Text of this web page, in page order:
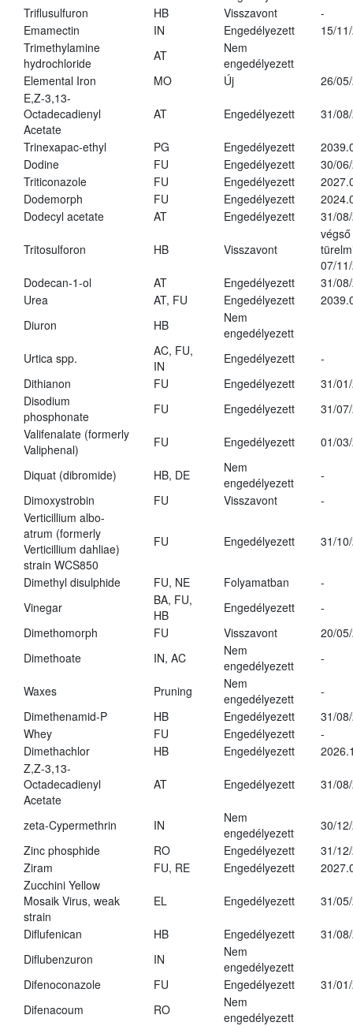
Triflusulfuron
HB Visszavont
-
Emamectin
IN Engedélyezett
15/
Trimethylamine
hydrochloride
AT
Nem
engedélyezett
Elemental Iron
MO Új
26/
E,Z-3,13-
Octadecadienyl
Acetate
AT Engedélyezett 31/
Trinexapac-ethyl PG Engedélyezett
Dodine
FU Engedélyezett
30/
Triticonazole
FU Engedélyezett
Dodemorph
FU Engedélyezett
Dodecyl acetate
AT Engedélyezett 31/
Tritosulforon HB Visszavont
végső
07/
Dodecan-1-ol
AT Engedélyezett
31/
Urea
AT, FU Engedélyezett
Diuron
HB
Nem
engedélyezett
Urtica spp.
AC, FU,
IN
Engedélyezett
-
Dithianon
FU Engedélyezett
31/
Disodium
phosphonate
FU Engedélyezett
31/
Valifenalate (formerly
Valiphenal)
FU Engedélyezett 01/
Diquat (dibromide) HB, DE
Nem
engedélyezett
-
Dimoxystrobin
FU Visszavont
-
Verticillium albo-
atrum (formerly
Verticillium dahliae)
strain WCS850
FU Engedélyezett 31/
Dimethyl disulphide FU, NE Folyamatban
-
Vinegar
BA, FU,
HB
Engedélyezett
-
Dimethomorph
FU Visszavont
20/
Dimethoate
IN, AC
Nem
engedélyezett
-
Waxes Pruning
Nem
engedélyezett
-
Dimethenamid-P
HB Engedélyezett
31/
Whey
FU Engedélyezett
-
Dimethachlor
HB Engedélyezett
Z,Z-3,13-
Octadecadienyl
Acetate
AT Engedélyezett 31/
zeta-Cypermethrin IN
Nem
engedélyezett
30/
Zinc phosphide
RO Engedélyezett
31/
Ziram
FU, RE Engedélyezett
Zucchini Yellow
Mosaik Virus, weak
strain
EL Engedélyezett 31/
Diflufenican HB Engedélyezett
31/
Diflubenzuron
IN
Nem
engedélyezett
Difenoconazole
FU Engedélyezett
31/
Difenacoum
RO
Nem
engedélyezett